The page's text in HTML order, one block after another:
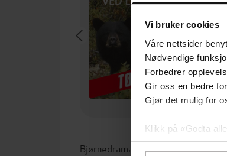
Vi bruker cookies
Våre nettsider
Nødvendige
Forbedrer
Gir oss en bedre
Gjør det mulig for
Klikk på «Godta
samtykke til
99,-
Bjørnedramatikk ved Lake Herodier